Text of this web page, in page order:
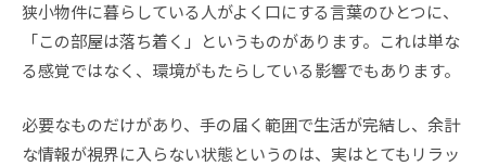
狭小物件に暮らしている人がよく口にする言葉のひとつに、
「この部屋は落ち着く」というものがあります。これは単な
る感覚ではなく、環境がもたらしている影響でもあります。
必要なものだけがあり、手の届く範囲で生活が完結し、余計
な情報が視界に入らない状態というのは、実はとてもリラッ